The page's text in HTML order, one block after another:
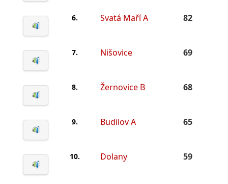
6. Svatá Maří A 82
7. Nišovice 69
8. Žernovice B 68
9. Budilov A 65
10. Dolany 59